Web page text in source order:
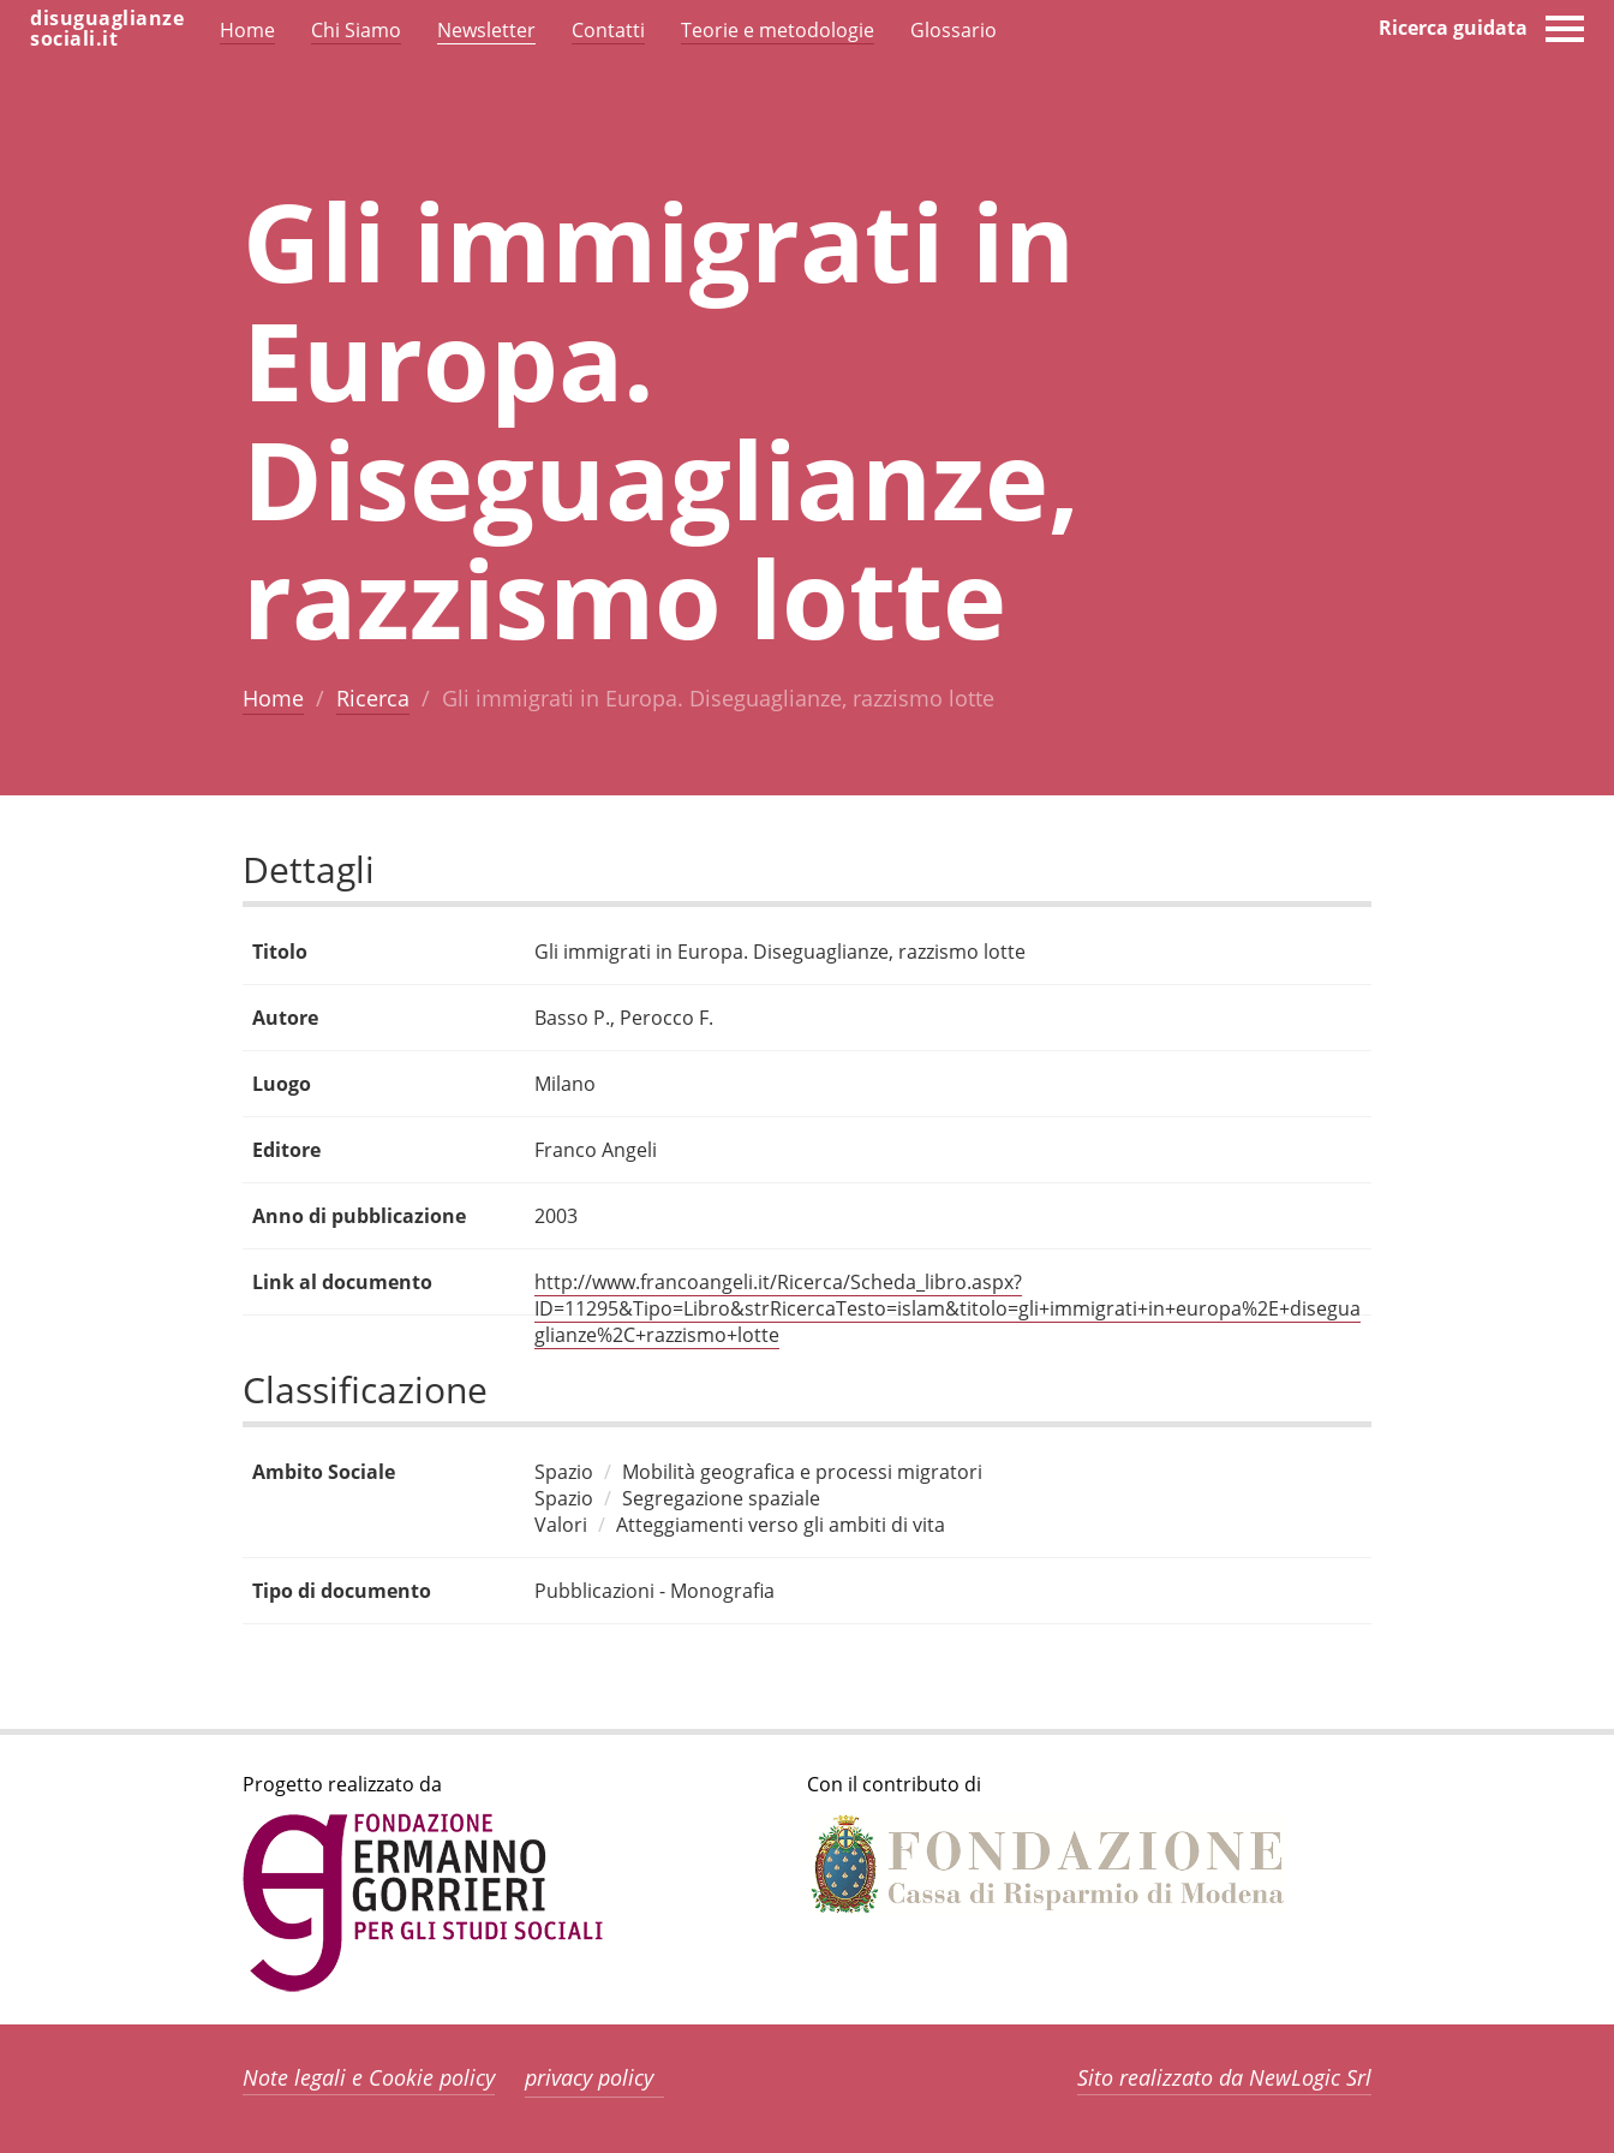
disuguaglianze
sociali.it Home Chi Siamo Newsletter Contatti Teorie e metodologie Glossario Ricerca guidata
Gli immigrati in
Europa.
Diseguaglianze,
razzismo lotte
Home Ricerca Gli immigrati in Europa. Diseguaglianze, razzismo lotte
Dettagli
Titolo Gli immigrati in Europa. Diseguaglianze, razzismo lotte
Autore Basso P., Perocco F.
Luogo Milano
Editore Franco Angeli
Anno di pubblicazione 2003
Link al documento
http://www.francoangeli.it/Ricerca/Scheda_libro.aspx?
ID=11295&Tipo=Libro&strRicercaTesto=islam&titolo=gli+immigrati+in+europa%2E+disegua
glianze%2C+razzismo+lotte
Classificazione
Ambito Sociale Spazio
Mobilità geografica e processi migratori
Spazio
Segregazione spaziale
Valori
Atteggiamenti verso gli ambiti di vita
Tipo di documento Pubblicazioni - Monografia
Progetto realizzato da Con il contributo di
Note legali e Cookie policy privacy policy Sito realizzato da NewLogic Srl